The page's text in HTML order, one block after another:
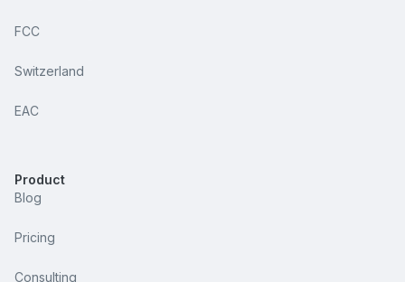
FCC
Switzerland
EAC
Product
Blog
Pricing
Consulting